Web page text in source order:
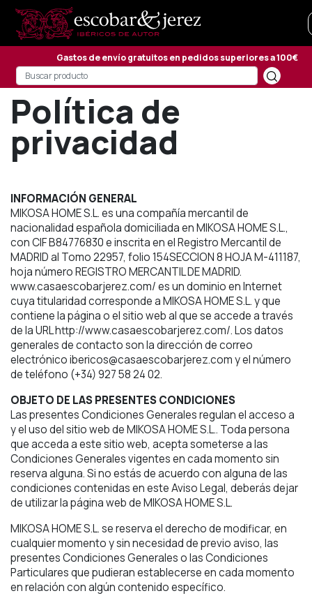
Gastos de envío gratuitos en pedidos superiores a 100€
Política de
privacidad
INFORMACIÓN GENERAL
MIKOSA HOME S.L. es una compañía mercantil de
nacionalidad española domiciliada en MIKOSA HOME S.L.,
con CIF B84776830 e inscrita en el Registro Mercantil de
MADRID al Tomo 22957, folio 154SECCION 8 HOJA M-411187,
hoja número REGISTRO MERCANTIL DE MADRID.
www.casaescobarjerez.com/ es un dominio en Internet
cuya titularidad corresponde a MIKOSA HOME S.L. y que
contiene la página o el sitio web al que se accede a través
de la URL http://www.casaescobarjerez.com/. Los datos
generales de contacto son la dirección de correo
electrónico ibericos@casaescobarjerez.com y el número
de teléfono (+34) 927 58 24 02.
OBJETO DE LAS PRESENTES CONDICIONES
Las presentes Condiciones Generales regulan el acceso a
y el uso del sitio web de MIKOSA HOME S.L.. Toda persona
que acceda a este sitio web, acepta someterse a las
Condiciones Generales vigentes en cada momento sin
reserva alguna. Si no estás de acuerdo con alguna de las
condiciones contenidas en este Aviso Legal, deberás dejar
de utilizar la página web de MIKOSA HOME S.L.
MIKOSA HOME S.L. se reserva el derecho de modificar, en
cualquier momento y sin necesidad de previo aviso, las
presentes Condiciones Generales o las Condiciones
Particulares que pudieran establecerse en cada momento
en relación con algún contenido específico.